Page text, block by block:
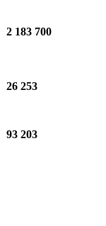
2 183 700
26 253
93 203